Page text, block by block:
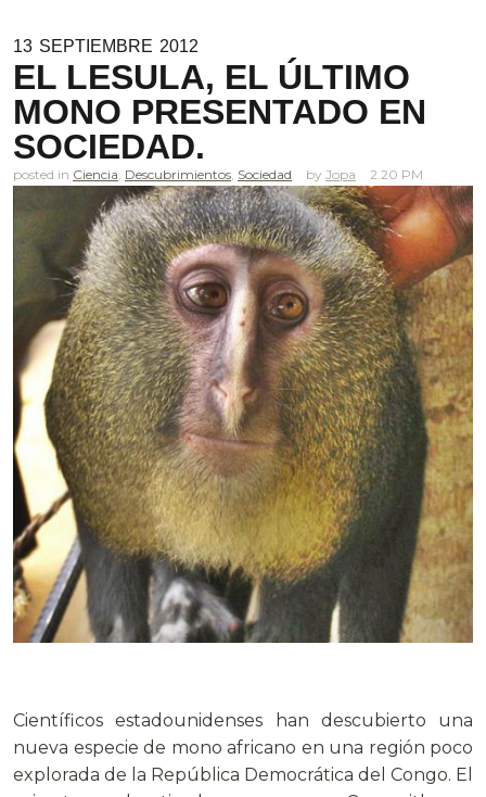
13 SEPTIEMBRE 2012
EL LESULA, EL ÚLTIMO
MONO PRESENTADO EN
SOCIEDAD.
posted in Ciencia Descubrimientos Sociedad Jopa 2.20 PM
Científicos estadounidenses han descubierto una
nueva especie de mono africano en una región poco
explorada de la República Democrática del Congo. El